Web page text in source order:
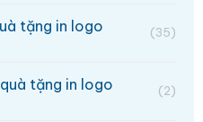
tặng in logo (35)
tặng in logo (2)